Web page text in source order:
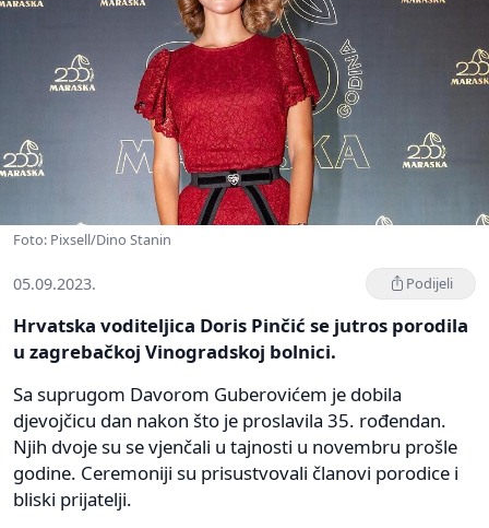
Foto: Pixsell/Dino Stanin
05.09.2023. Podijeli
Hrvatska voditeljica Doris Pinčić se jutros porodila
u zagrebačkoj Vinogradskoj bolnici.
Sa suprugom Davorom Guberovićem je dobila
djevojčicu dan nakon što je proslavila 35. rođendan.
Njih dvoje su se vjenčali u tajnosti u novembru prošle
godine. Ceremoniji su prisustvovali članovi porodice i
bliski prijatelji.